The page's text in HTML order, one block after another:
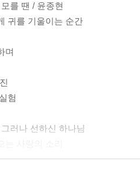
를 땐 / 윤종현
귀를 기울이는 순간
며
험
러나 선하신 하나님